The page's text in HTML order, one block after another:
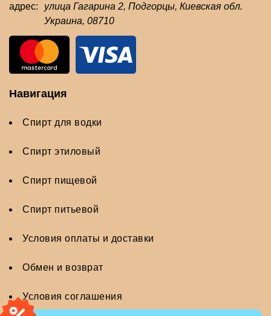
Навигация
Спирт для водки
Спирт этиловый
Спирт пищевой
Спирт питьевой
Условия оплаты и доставки
Обмен и возврат
Условия соглашения
адрес:
улица Гагарина 2, Подгорцы, Киевская обл.
Украина, 08710